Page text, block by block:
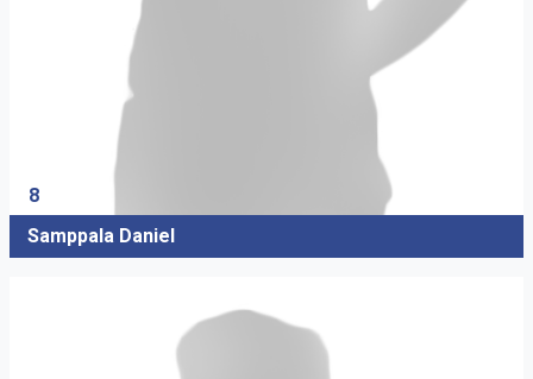
8
Samppala Daniel